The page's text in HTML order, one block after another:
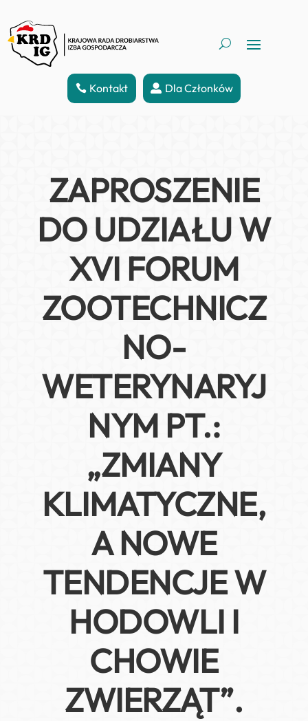
Kontakt Dla Członków
ZAPROSZENIE
DO UDZIAŁU W
XVI FORUM
ZOOTECHNICZ
NO-
WETERYNARYJ
NYM PT.:
„ZMIANY
KLIMATYCZNE,
A NOWE
TENDENCJE W
HODOWLI I
CHOWIE
ZWIERZĄT”.